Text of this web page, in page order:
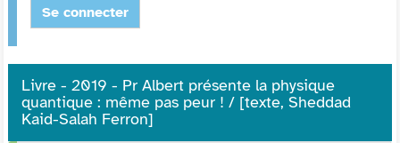
Se connecter
Livre - 2019 - Pr Albert présente la physique
quantique : même pas peur ! / [texte, Sheddad
Kaid-Salah Ferron]